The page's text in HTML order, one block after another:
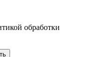
обработки